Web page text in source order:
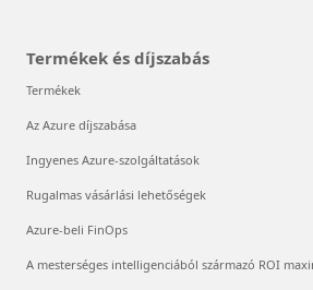
Termékek és díjszabás
Termékek
Az Azure díjszabása
Ingyenes Azure-szolgáltatások
Rugalmas vásárlási lehetőségek
Azure-beli FinOps
A mesterséges intelligenciából származó ROI